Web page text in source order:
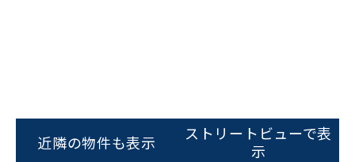
近隣の物件も表示
ストリートビューで表
示